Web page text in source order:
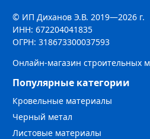
© ИП Диханов Э.В. 2019—2026 г.
ИНН: 672204041835
ОГРН: 318673300037593
Онлайн-магазин строительных
Популярные категории
Кровельные материалы
Черный метал
Листовые материалы